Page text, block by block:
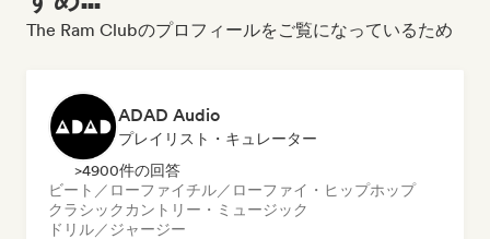
The Ram Clubのプロフィールをご覧になっているため
ADAD Audio
プレイリスト・キュレーター
>4900件の回答
ビート／ローファイチル／ローファイ・ヒップホップ
クラシック カントリー・ミュージック
ドリル／ジャージー